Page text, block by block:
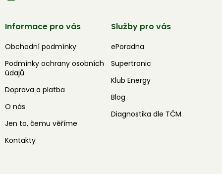
Informace pro vás
Obchodní podmínky
Podmínky ochrany osobních
údajů
Doprava a platba
O nás
Jen to, čemu věříme
Kontakty
Služby pro vás
ePoradna
Supertronic
Klub Energy
Blog
Diagnostika dle TČM